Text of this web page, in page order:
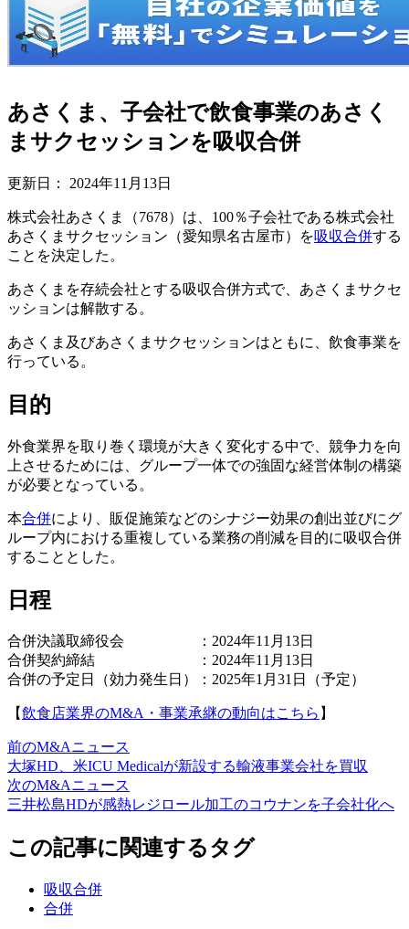
あさくま、子会社で飲食事業のあさく
まサクセッションを吸収合併
更新日： 2024年11月13日
株式会社あさくま（7678）は、100％子会社である株式会社
あさくまサクセッション（愛知県名古屋市）を吸収合併する
ことを決定した。
あさくまを存続会社とする吸収合併方式で、あさくまサクセ
ッションは解散する。
あさくま及びあさくまサクセッションはともに、飲食事業を
行っている。
目的
外食業界を取り巻く環境が大きく変化する中で、競争力を向
上させるためには、グループ一体での強固な経営体制の構築
が必要となっている。
本合併により、販促施策などのシナジー効果の創出並びにグ
ループ内における重複している業務の削減を目的に吸収合併
することとした。
日程
合併決議取締役会 ：2024年11月13日
合併契約締結 ：2024年11月13日
合併の予定日（効力発生日）：2025年1月31日（予定）
【飲食店業界のM&A・事業承継の動向はこちら 】
前のM&Aニュース
大塚HD、米ICU Medicalが新設する輸液事業会社を買収
次のM&Aニュース
三井松島HDが感熱レジロール加工のコウナンを子会社化へ
この記事に関連するタグ
吸収合併
合併